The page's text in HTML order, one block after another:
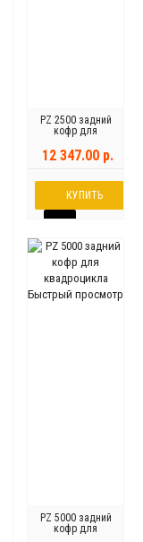
PZ 2500 задний
кофр для
12 347.00 р.
КУПИТЬ
Быстрый просмотр
PZ 5000 задний
кофр для